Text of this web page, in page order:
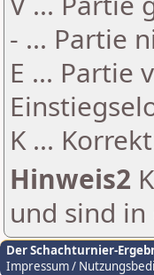
- ... Partie
E ... Partie
K ...
Hinweis2
und sind
Der Schachturnier-
Impressum /